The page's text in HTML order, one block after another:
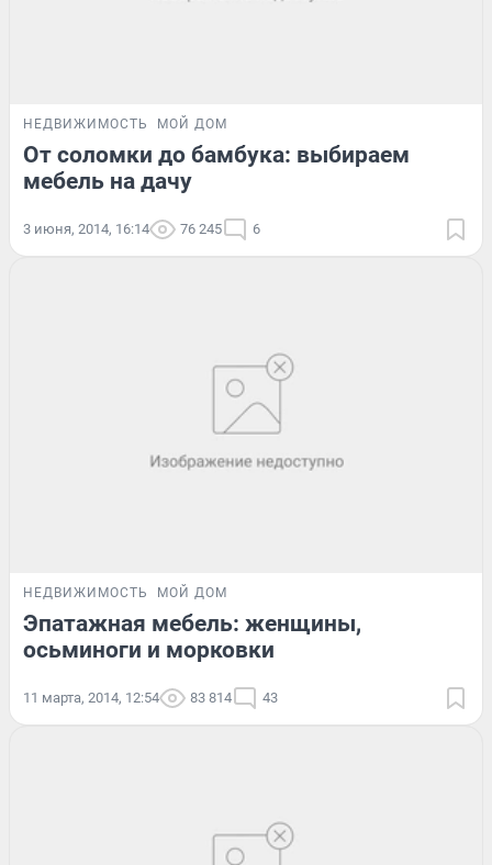
НЕДВИЖИМОСТЬ МОЙ ДОМ
От соломки до бамбука: выбираем
мебель на дачу
3 июня, 2014, 16:14 76 245 6
НЕДВИЖИМОСТЬ МОЙ ДОМ
Эпатажная мебель: женщины,
осьминоги и морковки
11 марта, 2014, 12:54 83 814 43